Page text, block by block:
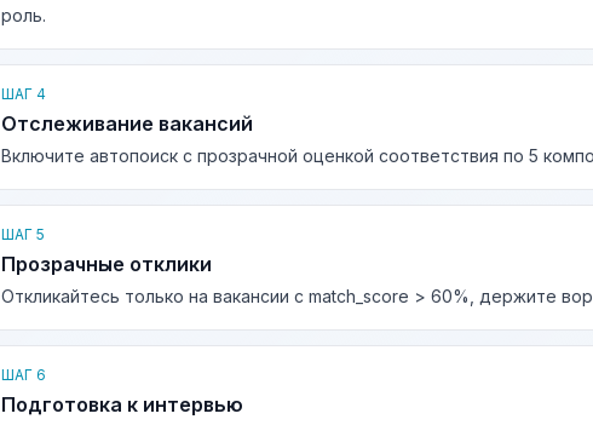
роль.
ШАГ 4
Отслеживание вакансий
Включите автопоиск с прозрачной оценкой соответствия по 5
ШАГ 5
Прозрачные отклики
Откликайтесь только на вакансии с match_score > 60%, держите
ШАГ 6
Подготовка к интервью